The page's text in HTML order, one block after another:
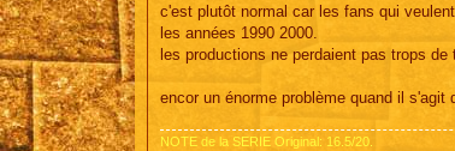
c'est plutôt normal car les fans qui
les années 1990 2000.
les productions ne perdaient pas trops de
encor un énorme problème quand il s'agit
NOTE de la SERIE Original: 16.5/20.